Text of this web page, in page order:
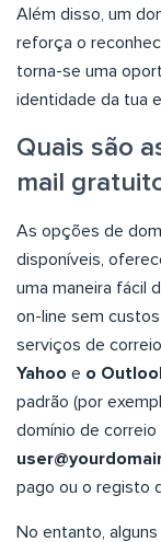
Além disso, um
reforça o
torna-se uma
identidade da tua
Quais são
mail
As opções de
disponíveis,
uma maneira fácil
on-line sem
serviços de correio
Yahoo e o
padrão (por
domínio de correio
pago ou o registo
No entanto,